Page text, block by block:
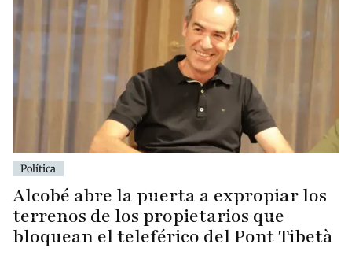
Política
Alcobé abre la puerta a expropiar los
terrenos de los propietarios que
bloquean el teleférico del Pont Tibetà